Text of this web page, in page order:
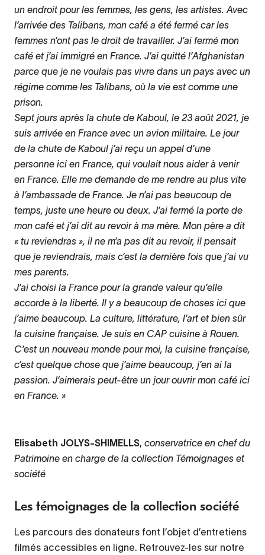
un endroit pour les femmes, les gens, les artistes. Avec
l’arrivée des Talibans, mon café a été fermé car les
femmes n’ont pas le droit de travailler. J’ai fermé mon
café et j’ai immigré en France. J’ai quitté l’Afghanistan
parce que je ne voulais pas vivre dans un pays avec un
régime comme les Talibans, où la vie est comme une
prison.
Sept jours après la chute de Kaboul, le 23 août 2021, je
suis arrivée en France avec un avion militaire. Le jour
de la chute de Kaboul j’ai reçu un appel d’une
personne ici en France, qui voulait nous aider à venir
en France. Elle me demande de me rendre au plus vite
à l’ambassade de France. Je n’ai pas beaucoup de
temps, juste une heure ou deux. J’ai fermé la porte de
mon café et j’ai dit au revoir à ma mère. Mon père a dit
« tu reviendras », il ne m’a pas dit au revoir, il pensait
que je reviendrais, mais c’est la dernière fois que j’ai vu
mes parents.
J’ai choisi la France pour la grande valeur qu’elle
accorde à la liberté. Il y a beaucoup de choses ici que
j’aime beaucoup. La culture, littérature, l’art et bien sûr
la cuisine française. Je suis en CAP cuisine à Rouen.
C’est un nouveau monde pour moi, la cuisine française,
c’est quelque chose que j’aime beaucoup, j’en ai la
passion. J’aimerais peut-être un jour ouvrir mon café ici
en France. »
Elisabeth JOLYS-SHIMELLS, conservatrice en chef du
Patrimoine en charge de la collection Témoignages et
société
Les témoignages de la collection société
Les parcours des donateurs font l’objet d’entretiens
filmés accessibles en ligne. Retrouvez-les sur notre